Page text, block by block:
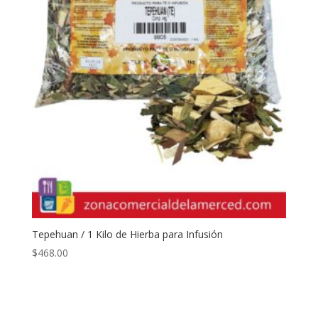
Tepehuan / 1 Kilo de Hierba para Infusión
$468.00